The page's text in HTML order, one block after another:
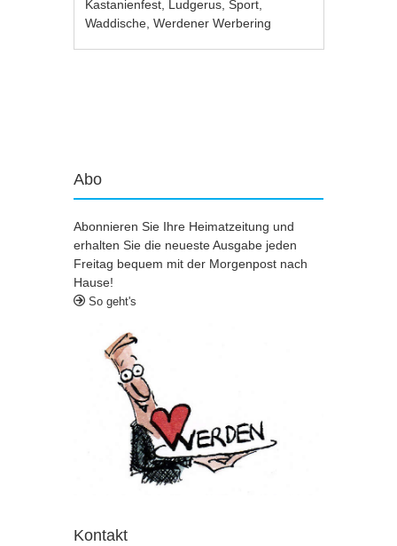
Kastanienfest Ludgerus ,Sport
Waddische ,Werdener Werbering
Abo
Abonnieren Sie Ihre Heimatzeitung und
erhalten Sie die neueste Ausgabe jeden
Freitag bequem mit der Morgenpost nach
Hause!
So geht's
Kontakt